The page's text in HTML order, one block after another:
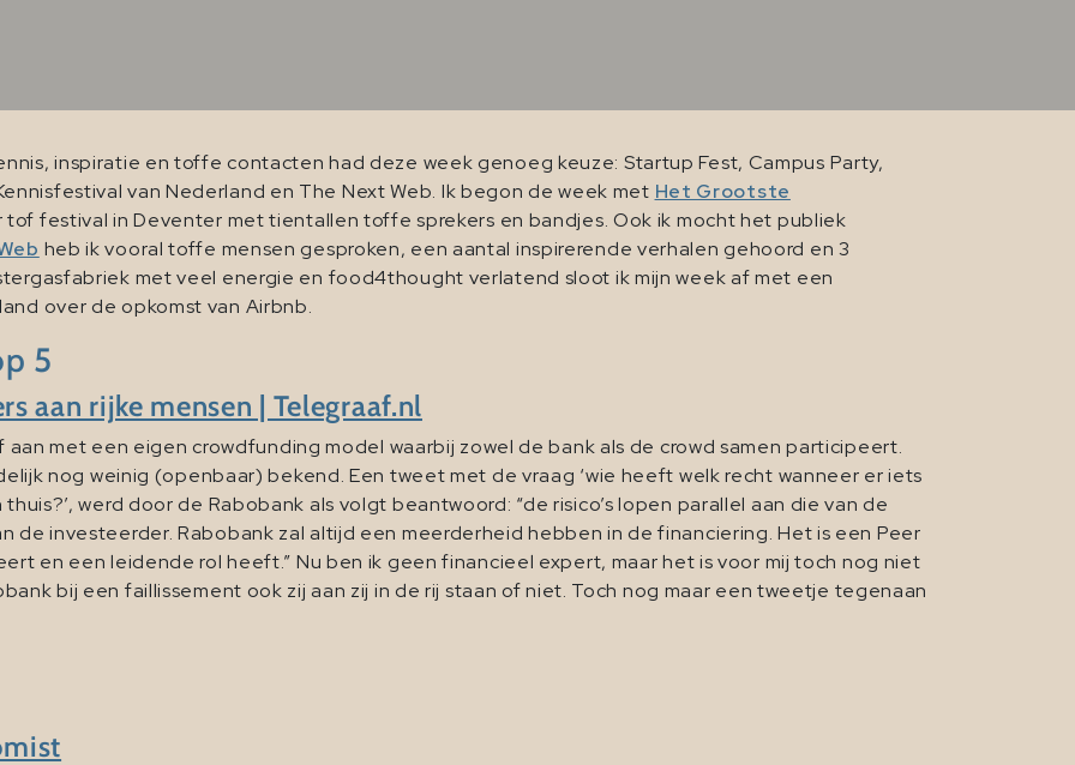
inspiratie en toffe contacten had deze week genoeg keuze: Startup Fest, Campus Party,
van Nederland en The Next Web. Ik begon de week met Het Grootste
tof festival in Deventer met tientallen toffe sprekers en bandjes. Ook ik mocht het publiek
heb ik vooral toffe mensen gesproken, een aantal inspirerende verhalen gehoord en 3
met veel energie en food4thought verlatend sloot ik mijn week af met een
over de opkomst van Airbnb.
5
aan rijke mensen | Telegraaf.nl
met een eigen crowdfunding model waarbij zowel de bank als de crowd samen participeert.
nog weinig (openbaar) bekend. Een tweet met de vraag ‘wie heeft welk recht wanneer er iets
werd door de Rabobank als volgt beantwoord: “de risico’s lopen parallel aan die van de
de investeerder. Rabobank zal altijd een meerderheid hebben in de financiering. Het is een Peer
en een leidende rol heeft.” Nu ben ik geen financieel expert, maar het is voor mij toch nog niet
bij een faillissement ook zij aan zij in de rij staan of niet. Toch nog maar een tweetje tegenaan